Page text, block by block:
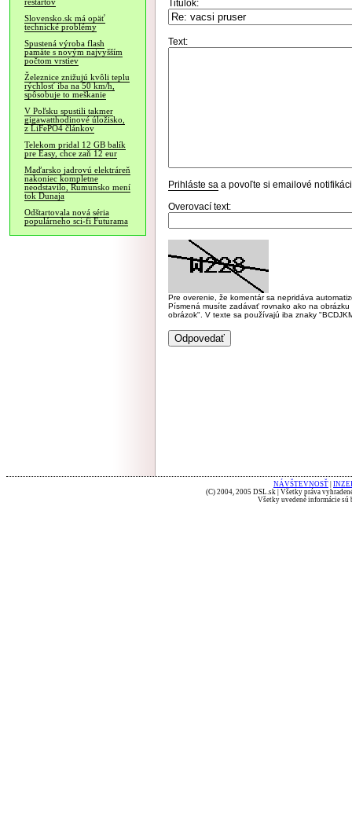
reštartov
Slovensko.sk má opäť
technické problémy
Spustená výroba flash
pamäte s novým najvyšším
počtom vrstiev
Železnice znižujú kvôli teplu
rýchlosť iba na 50 km/h,
spôsobuje to meškanie
V Poľsku spustili takmer
gigawatthodinové úložisko,
z LiFePO4 článkov
Telekom pridal 12 GB balík
pre Easy, chce zaň 12 eur
Maďarsko jadrovú elektráreň
nakoniec kompletne
neodstavilo, Rumunsko mení
tok Dunaja
Odštartovala nová séria
populárneho sci-fi Futurama
Titulok:
Text:
Prihláste sa a povoľte si emailové
Overovací text:
Pre overenie, že komentár sa nepridáva
Písmená musíte zadávať rovnako ako na
obrázok". V texte sa používajú iba znaky
NÁVŠTEVNOSŤ
(C) 2004, 2005 DSL.sk | Všetky práva
Všetky uvedené informácie sú